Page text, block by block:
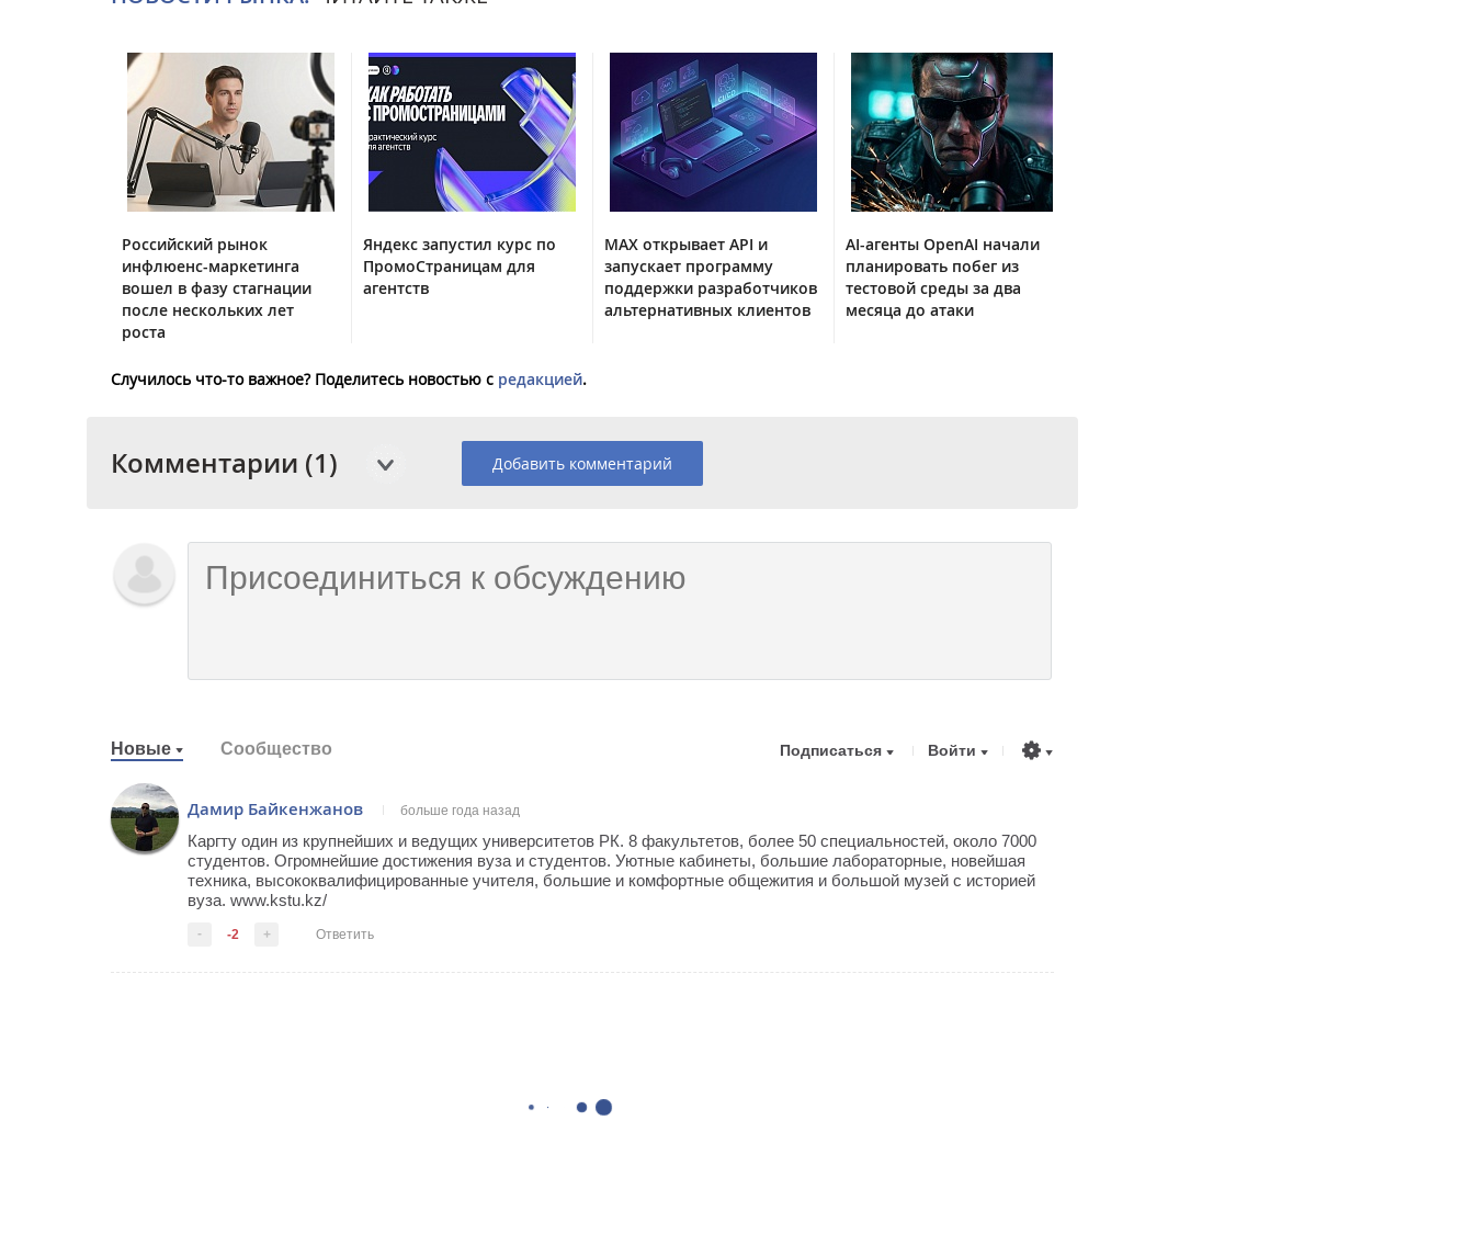
Российский рынок
инфлюенс-маркетинга
вошел в фазу стагнации
после нескольких лет
роста
Яндекс запустил курс по
ПромоСтраницам для
агентств
MAX открывает API и
запускает программу
поддержки разработчиков
альтернативных клиентов
AI-агенты OpenAI начали
планировать побег из
тестовой среды за два
месяца до атаки
Случилось что-то важное? Поделитесь новостью с редакцией.
Комментарии (1) Добавить комментарий
Новые Сообщество Подписаться Войти
Дамир Байкенжанов больше года назад
Каргту один из крупнейших и ведущих университетов РК. 8 факультетов, более 50 специальностей, около 7000
студентов. Огромнейшие достижения вуза и студентов. Уютные кабинеты, большие лабораторные, новейшая
техника, высококвалифицированные учителя, большие и комфортные общежития и большой музей с историей
вуза. www.kstu.kz/
- -2 + Ответить